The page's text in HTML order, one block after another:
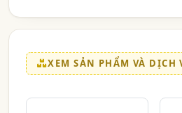
XEM SẢN PHẨM VÀ DỊCH